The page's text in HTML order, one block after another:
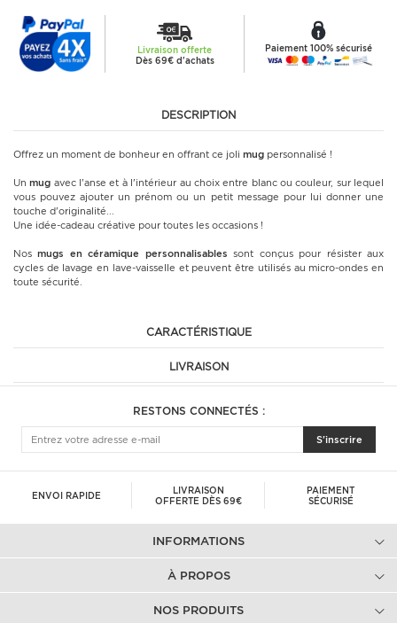
Livraison offerte
Dès 69€ d'achats
Paiement 100% sécurisé
DESCRIPTION
Offrez un moment de bonheur en offrant ce joli mug personnalisé !
Unmug avec l'anse et à l'intérieur au choix entre blanc ou couleur, sur lequel
vous pouvez ajouter un prénom ou un petit message pour lui donner une
touche d'originalité...
Une idée-cadeau créative pour toutes les occasions !
Nosmugs en céramique personnalisables sont conçus pour résister aux
cycles de lavage en lave-vaisselle et peuvent être utilisés au micro-ondes en
toute sécurité.
CARACTÉRISTIQUE
LIVRAISON
RESTONS CONNECTÉS :
S'inscrire
ENVOI RAPIDE
LIVRAISON
OFFERTE DÈS 69€
PAIEMENT
SÉCURISÉ
INFORMATIONS
À PROPOS
NOS PRODUITS